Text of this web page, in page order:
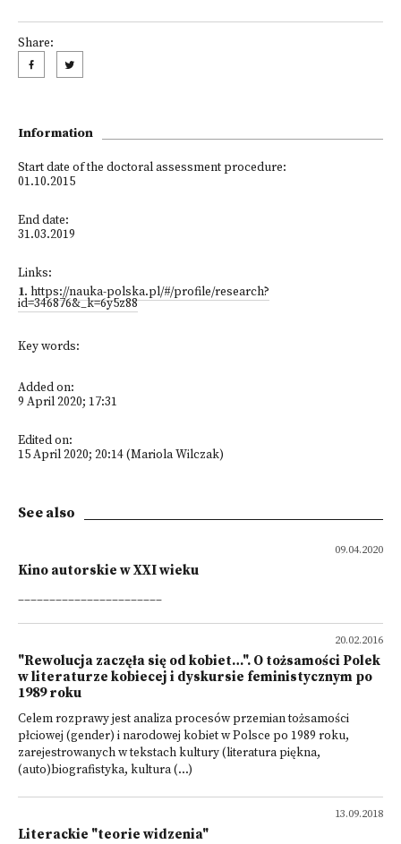
Share:
Information
Start date of the doctoral assessment procedure:
01.10.2015
End date:
31.03.2019
Links:
1. https://nauka-polska.pl/#/profile/research?
id=346876&_k=6y5z88
Key words:
Added on:
9 April 2020; 17:31
Edited on:
15 April 2020; 20:14 (Mariola Wilczak)
See also
09.04.2020
Kino autorskie w XXI wieku
_______________________
20.02.2016
"Rewolucja zaczęła się od kobiet…". O tożsamości Polek
w literaturze kobiecej i dyskursie feministycznym po
1989 roku
Celem rozprawy jest analiza procesów przemian tożsamości
płciowej (gender) i narodowej kobiet w Polsce po 1989 roku,
zarejestrowanych w tekstach kultury (literatura piękna,
(auto)biografistyka, kultura (...)
13.09.2018
Literackie "teorie widzenia"